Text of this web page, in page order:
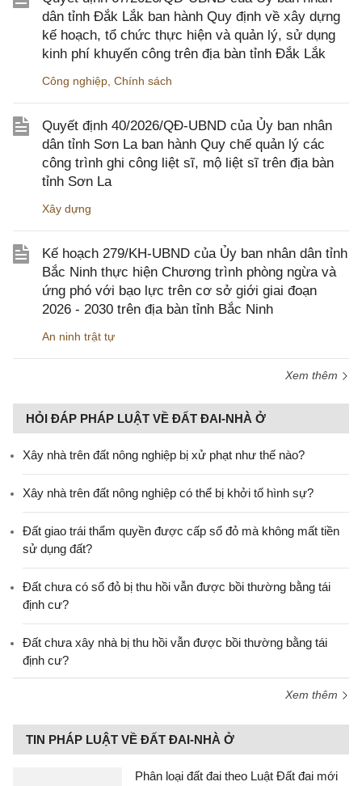
dân tỉnh Đắk Lắk ban hành Quy định về xây dựng
kế hoạch, tổ chức thực hiện và quản lý, sử dụng
kinh phí khuyến công trên địa bàn tỉnh Đắk Lắk
Công nghiệp Chính sách
Quyết định 40/2026/QĐ-UBND của Ủy ban nhân
dân tỉnh Sơn La ban hành Quy chế quản lý các
công trình ghi công liệt sĩ, mộ liệt sĩ trên địa bàn
tỉnh Sơn La
Xây dựng
Kế hoạch 279/KH-UBND của Ủy ban nhân dân tỉnh
Bắc Ninh thực hiện Chương trình phòng ngừa và
ứng phó với bạo lực trên cơ sở giới giai đoạn
2026 - 2030 trên địa bàn tỉnh Bắc Ninh
An ninh trật tự
Xem thêm
HỎI ĐÁP PHÁP LUẬT VỀ ĐẤT ĐAI-NHÀ Ở
Xây nhà trên đất nông nghiệp bị xử phạt như thế nào?
Xây nhà trên đất nông nghiệp có thể bị khởi tố hình sự?
Đất giao trái thẩm quyền được cấp sổ đỏ mà không mất tiền
sử dụng đất?
Đất chưa có sổ đỏ bị thu hồi vẫn được bồi thường bằng tái
định cư?
Đất chưa xây nhà bị thu hồi vẫn được bồi thường bằng tái
định cư?
Xem thêm
TIN PHÁP LUẬT VỀ ĐẤT ĐAI-NHÀ Ở
Phân loại đất đai theo Luật Đất đai mới